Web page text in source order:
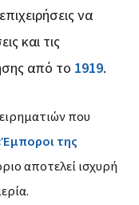
να
και τις
από το 1919.
που
της
αποτελεί ισχυρή